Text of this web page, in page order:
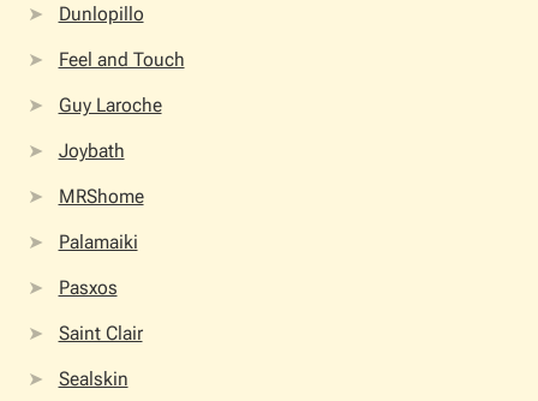
Dunlopillo
Feel and Touch
Guy Laroche
Joybath
MRShome
Palamaiki
Pasxos
Saint Clair
Sealskin